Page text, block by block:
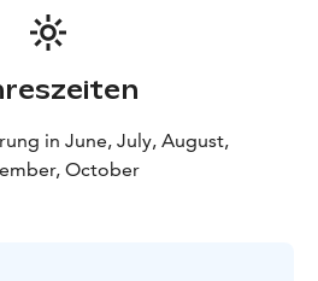
in June, July, August,
October